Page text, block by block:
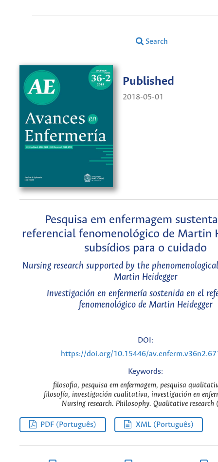
Search
Published
2018-05-01
Pesquisa em enfermagem
referencial fenomenológico de Martin
subsídios para o cuidado
Nursing research supported by the
Martin Heidegger
Investigación en enfermería sostenida en el
fenomenológico de Martin Heidegger
DOI:
https://doi.org/10.15446/
Keywords:
filosofia, pesquisa em enfermagem, pesquisa
filosofía, investigación cualitativa, investigación en
Nursing research. Philosophy. Qualitative research
PDF (Português) XML (Português)